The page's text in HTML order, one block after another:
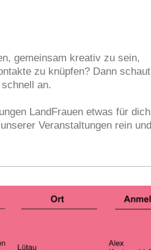
gemeinsam kreativ zu sein,
zu knüpfen? Dann
an.
LandFrauen etwas für
Veranstaltungen rein